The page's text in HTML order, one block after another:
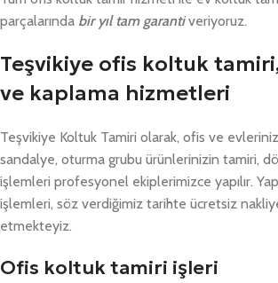
parçalarında bir yıl tam garantiveriyoruz.
Teşvikiye ofis koltuk
ve kaplama hizmetleri
Teşvikiye Koltuk Tamiri olarak, ofis ve
sandalye, oturma grubu ürünlerinizin tamiri,
işlemleri profesyonel ekiplerimizce yapılır.
işlemleri, söz verdiğimiz tarihte ücretsiz
etmekteyiz.
Ofis koltuk tamiri işleri